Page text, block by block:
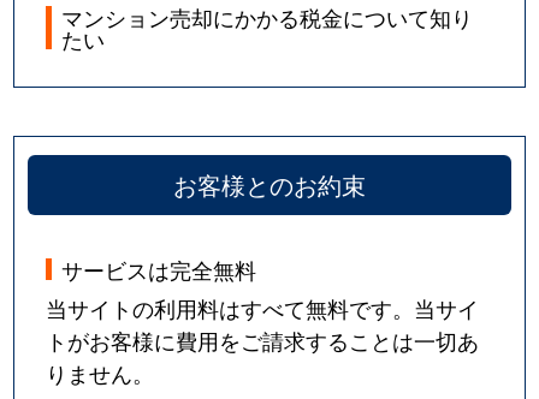
マンション売却にかかる税金について知り
たい
お客様とのお約束
サービスは完全無料
当サイトの利用料はすべて無料です。当サイ
トがお客様に費用をご請求することは一切あ
りません。